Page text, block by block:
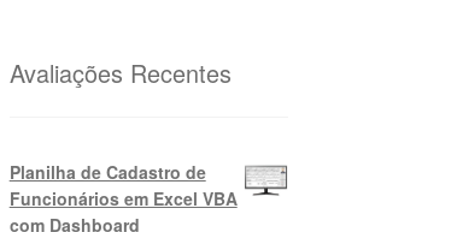
R$69,99.R$39,99.
Avaliações Recentes
Planilha de Cadastro de
Funcionários em Excel VBA
com Dashboard